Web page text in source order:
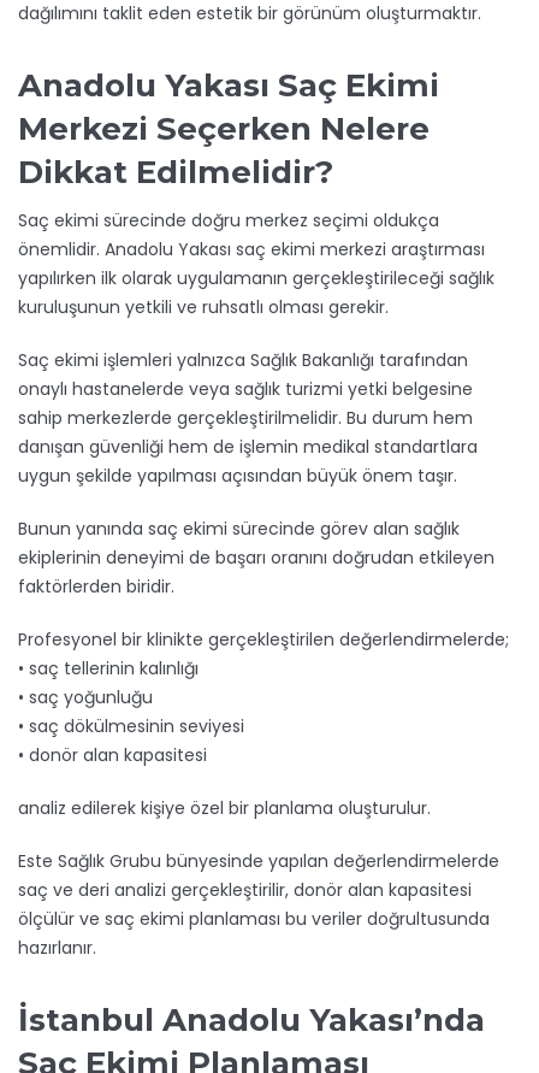
dağılımını taklit eden estetik bir görünüm oluşturmaktır.
Anadolu Yakası Saç Ekimi
Merkezi Seçerken Nelere
Dikkat Edilmelidir?
Saç ekimi sürecinde doğru merkez seçimi oldukça
önemlidir. Anadolu Yakası saç ekimi merkezi araştırması
yapılırken ilk olarak uygulamanın gerçekleştirileceği sağlık
kuruluşunun yetkili ve ruhsatlı olması gerekir.
Saç ekimi işlemleri yalnızca Sağlık Bakanlığı tarafından
onaylı hastanelerde veya sağlık turizmi yetki belgesine
sahip merkezlerde gerçekleştirilmelidir. Bu durum hem
danışan güvenliği hem de işlemin medikal standartlara
uygun şekilde yapılması açısından büyük önem taşır.
Bunun yanında saç ekimi sürecinde görev alan sağlık
ekiplerinin deneyimi de başarı oranını doğrudan etkileyen
faktörlerden biridir.
Profesyonel bir klinikte gerçekleştirilen değerlendirmelerde;
• saç tellerinin kalınlığı
• saç yoğunluğu
• saç dökülmesinin seviyesi
• donör alan kapasitesi
analiz edilerek kişiye özel bir planlama oluşturulur.
Este Sağlık Grubu bünyesinde yapılan değerlendirmelerde
saç ve deri analizi gerçekleştirilir, donör alan kapasitesi
ölçülür ve saç ekimi planlaması bu veriler doğrultusunda
hazırlanır.
İstanbul Anadolu Yakası’nda
Saç Ekimi Planlaması